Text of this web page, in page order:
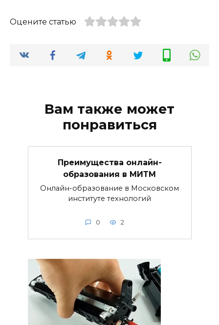
Оцените статью
Вам также может
понравиться
Преимущества онлайн-
образования в МИТМ
Онлайн-образование в Московском
институте технологий
0 2